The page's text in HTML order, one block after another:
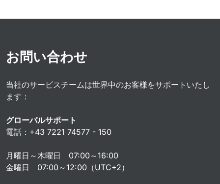
お問い合わせ
当社のサービスチームは世界中のお客様をサポートいたし
ます：
グローバルサポート
電話：+43 7221 74577 - 150
月曜日～木曜日 07:00～16:00
金曜日 07:00～12:00（UTC+2）